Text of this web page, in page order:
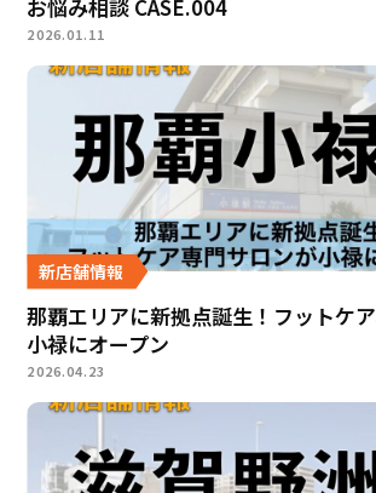
お悩み相談 CASE.004
2026.01.11
新店舗情報
那覇エリアに新拠点誕生！フットケ
小禄にオープン
2026.04.23